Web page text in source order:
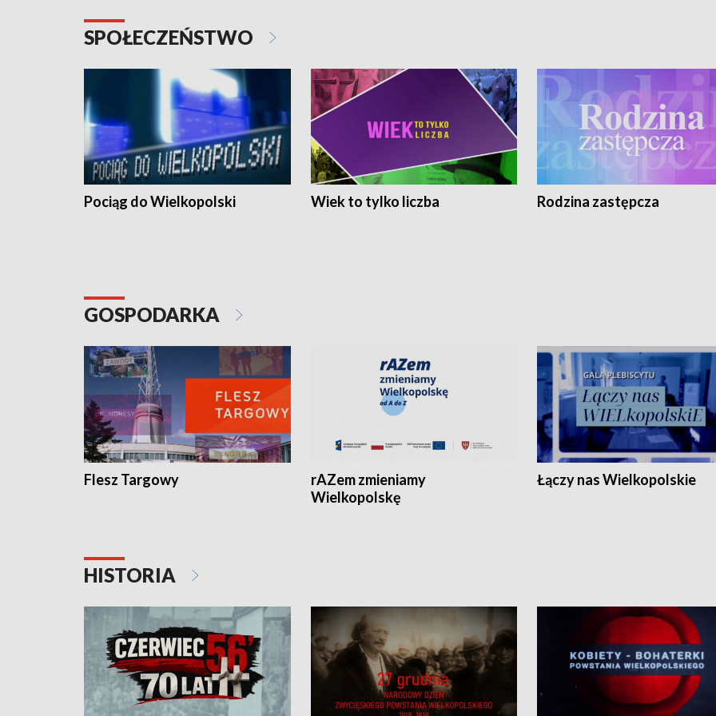
SPOŁECZEŃSTWO
Pociąg do Wielkopolski Wiek to tylko liczba Rodzina zastępcza
GOSPODARKA
Flesz Targowy
rAZem zmieniamy
Wielkopolskę
Łączy nas Wielkopolskie
HISTORIA